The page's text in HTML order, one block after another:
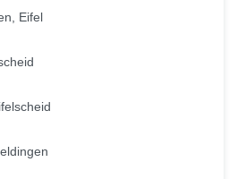
Eifel